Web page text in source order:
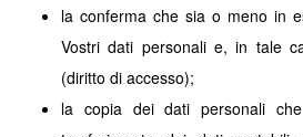
la conferma che sia o meno in
Vostri dati personali e, in tale
(diritto di accesso);
la copia dei dati personali